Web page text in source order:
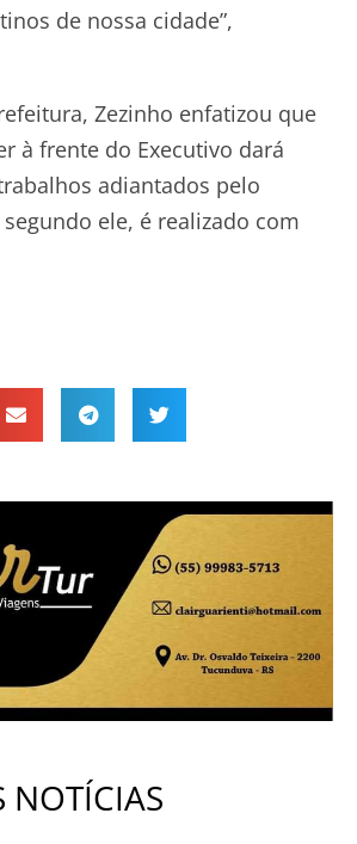
de nossa cidade”,
Zezinho enfatizou que
à frente do Executivo dará
adiantados pelo
ele, é realizado com
NOTÍCIAS